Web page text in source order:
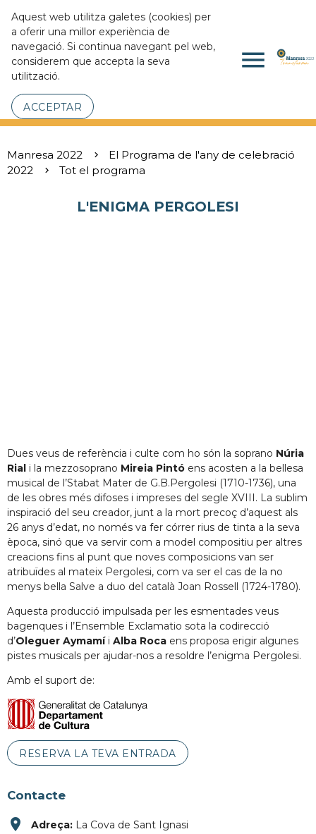
Aquest web utilitza galetes (cookies) per
a oferir una millor experiència de
navegació. Si continua navegant pel web,
considerem que accepta la seva
utilització.
ACCEPTAR
menu
Manresa 2022
El Programa de l'any de celebració
2022
Tot el programa
L'ENIGMA PERGOLESI
Dues veus de referència i culte com ho són la soprano Núria
Rial i la mezzosoprano Mireia Pintó ens acosten a la bellesa
musical de l’Stabat Mater de G.B.Pergolesi (1710-1736), una
de les obres més difoses i impreses del segle XVIII. La sublim
inspiració del seu creador, junt a la mort precoç d’aquest als
26 anys d’edat, no només va fer córrer rius de tinta a la seva
època, sinó que va servir com a model compositiu per altres
creacions fins al punt que noves composicions van ser
atribuïdes al mateix Pergolesi, com va ser el cas de la no
menys bella Salve a duo del català Joan Rossell (1724-1780).
Aquesta producció impulsada per les esmentades veus
bagenques i l’Ensemble Exclamatio sota la codirecció
d’Oleguer Aymamíi Alba Roca ens proposa erigir algunes
pistes musicals per ajudar-nos a resoldre l’enigma Pergolesi.
Amb el suport de:
RESERVA LA TEVA ENTRADA
Contacte
place Adreça: La Cova de Sant Ignasi